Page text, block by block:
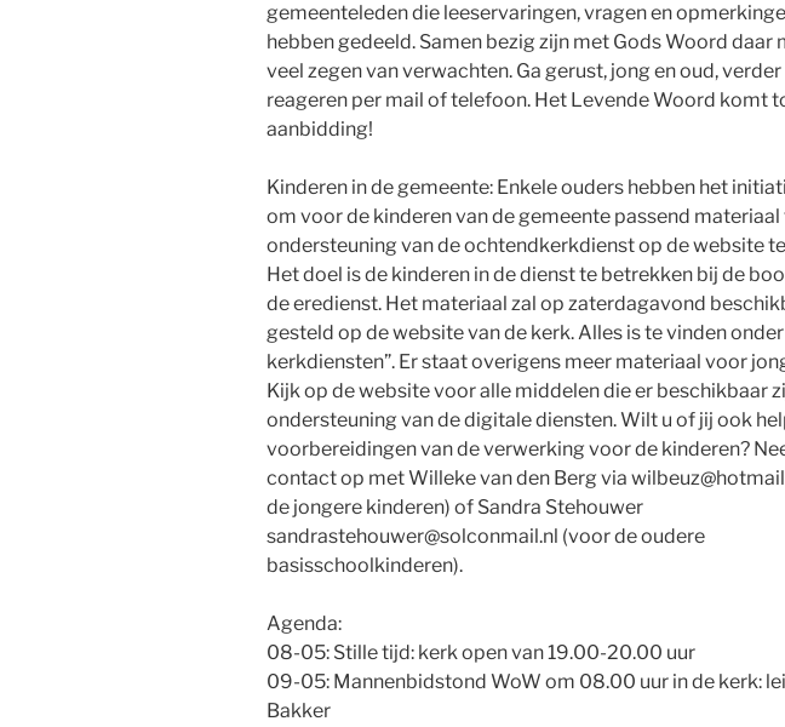
gemeenteleden die leeservaringen, vragen en
hebben gedeeld. Samen bezig zijn met Gods Woord daar
veel zegen van verwachten. Ga gerust, jong en oud,
reageren per mail of telefoon. Het Levende Woord komt
aanbidding!
Kinderen in de gemeente: Enkele ouders hebben het
om voor de kinderen van de gemeente passend materiaal
ondersteuning van de ochtendkerkdienst op de website
Het doel is de kinderen in de dienst te betrekken bij de
de eredienst. Het materiaal zal op zaterdagavond
gesteld op de website van de kerk. Alles is te vinden
kerkdiensten”. Er staat overigens meer materiaal voor
Kijk op de website voor alle middelen die er beschikbaar
ondersteuning van de digitale diensten. Wilt u of jij ook
voorbereidingen van de verwerking voor de kinderen?
contact op met Willeke van den Berg via
de jongere kinderen) of Sandra Stehouwer
sandrastehouwer@solconmail.nl (voor de oudere
basisschoolkinderen).
Agenda:
08-05: Stille tijd: kerk open van 19.00-20.00 uur
09-05: Mannenbidstond WoW om 08.00 uur in de kerk:
Bakker